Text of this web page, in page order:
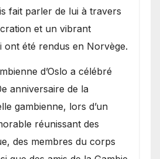
fait parler de lui à travers
et un vibrant
ont été rendus en Norvège.
d’Oslo a célébré
anniversaire de la
gambienne, lors d’un
réunissant des
des membres du corps